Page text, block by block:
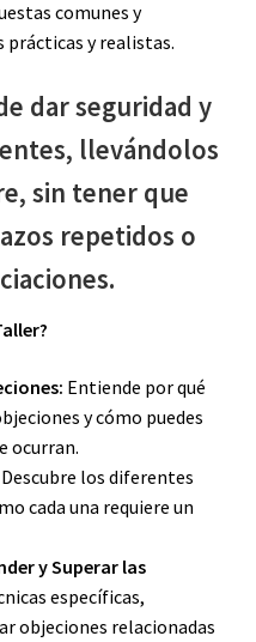
comunes y
y realistas.
dar seguridad y
llevándolos
sin tener que
repetidos o
Entiende por qué
y cómo puedes
ocurran.
Descubre los diferentes
cada una requiere un
y Superar las
específicas,
objeciones relacionadas